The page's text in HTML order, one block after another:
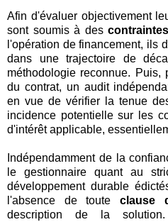
Afin d'évaluer objectivement
sont soumis à des
l'opération de financement, ils
dans une trajectoire de
méthodologie reconnue.
du contrat, un audit
en vue de vérifier la tenue
incidence potentielle sur les
d'intérêt applicable,
Indépendamment de la
le gestionnaire quant au
développement durable
l'absence de touteclause
description de la